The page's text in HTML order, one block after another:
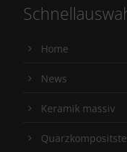
Home
News
Keramik massiv